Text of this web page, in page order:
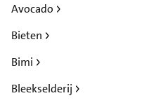
Avocado
Bieten
Bimi
Bleekselderij